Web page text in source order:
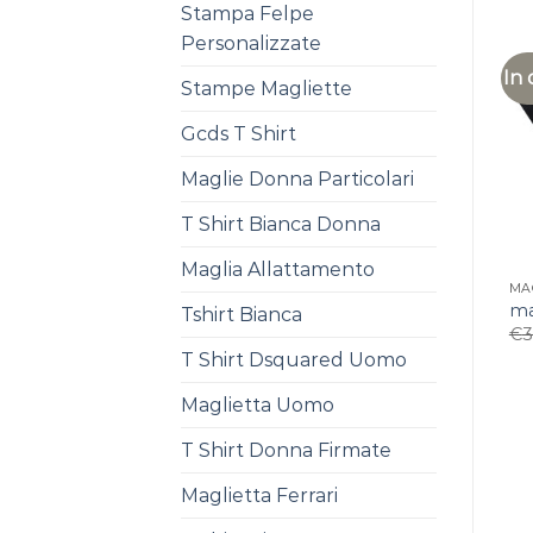
Stampa Felpe
Personalizzate
Stampe Magliette
Gcds T Shirt
Maglie Donna Particolari
T Shirt Bianca Donna
Maglia Allattamento
Tshirt Bianca
T Shirt Dsquared Uomo
Maglietta Uomo
T Shirt Donna Firmate
Maglietta Ferrari
In
€